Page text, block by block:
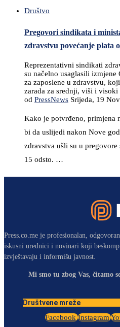
Društvo
Pregovori sindikata i
zdravstvu povećanje plata
Reprezentativni sindikati
su načelno usaglasili
za zaposlene u zdravstvu,
zarada za srednji, viši i visoki
od PressNews Srijeda, 19
Kako je potvrđeno, primjena
bi da uslijedi nakon Nove
zdravstva ušli su u pregovore
15 odsto. …
Press.co.me je profesionalan,
iskusni urednici i novinari koji
izvještavaju i informišu javnost.
Mi smo tu zbog Vas, čitamo
Društvene mreže
Facebook Instagram